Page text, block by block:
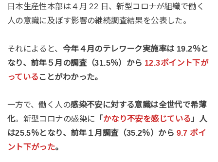
日本生産性本部は４月 22 日、新型コロナが組織で働く
人の意識に及ぼす影響の継続調査結果を公表した。
それによると、 今年４月のテレワーク実施率は 19.2％と
なり、前年５月の調査（31.5％）から 12.3ポイント下が
っていることがわかった。
一方で、働く人の感染不安に対する意識は全世代で希薄
化。新型コロナの感染に 「 かなり不安を感じている 」人
は25.5％となり、前年１月調査（35.2％）から 9.7 ポイ
ント下がった。